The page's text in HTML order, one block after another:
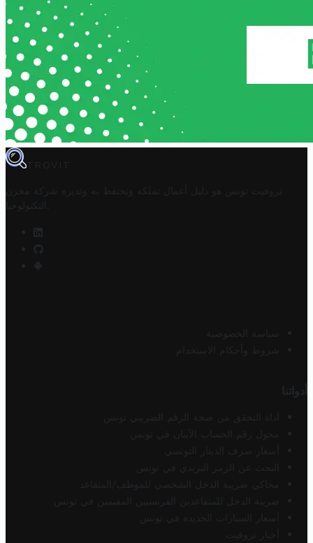
TROVIT
تروفيت تونس هو دليل أعمال تملكه وتحتفظ به وتديره
شركة مخزن
التكنولوجيا
سياسة الخصوصية
شروط وأحكام الاستخدام
أدواتنا
أداة التحقق من صحة الرقم الضريبي تونس
محول رقم الحساب الآيبان في تونس
أسعار صرف الدينار التونسي
البحث عن الرمز البريدي في تونس
محاكي ضريبة الدخل الشخصي للموظف/المتقاعد
ضريبة الدخل للمتقاعدين الفرنسيين المقيمين في تونس
أسعار السيارات الجديدة في تونس
أخبار تروفيت